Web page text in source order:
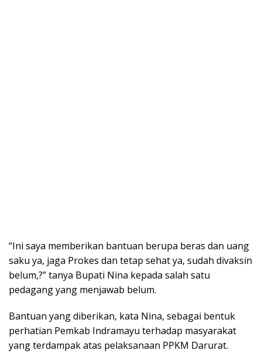
“Ini saya memberikan bantuan berupa beras dan uang
saku ya, jaga Prokes dan tetap sehat ya, sudah divaksin
belum,?” tanya Bupati Nina kepada salah satu
pedagang yang menjawab belum.
Bantuan yang diberikan, kata Nina, sebagai bentuk
perhatian Pemkab Indramayu terhadap masyarakat
yang terdampak atas pelaksanaan PPKM Darurat.